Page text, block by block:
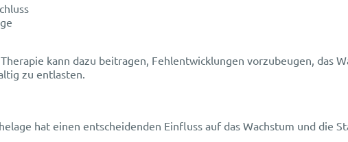
kann dazu beitragen, Fehlentwicklungen vorzubeugen, das
zu entlasten.
hat einen entscheidenden Einfluss auf das Wachstum und die